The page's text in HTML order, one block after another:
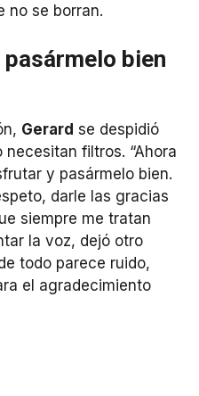
no se borran.
bien
Gerard se despidió
filtros. “Ahora
y pasármelo bien.
darle las gracias
siempre me tratan
la voz, dejó otro
todo parece ruido,
el agradecimiento